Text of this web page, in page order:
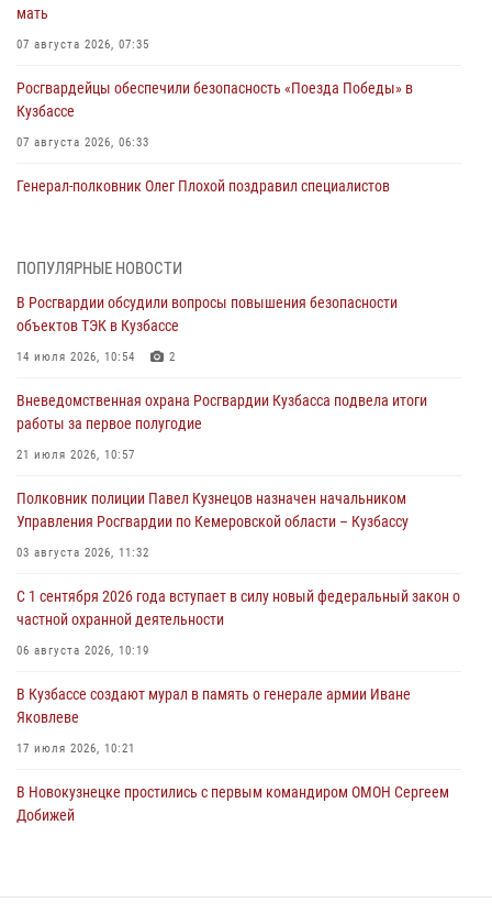
мать
07 августа 2026, 07:35
Росгвардейцы обеспечили безопасность «Поезда Победы» в
Кузбассе
07 августа 2026, 06:33
Генерал-полковник Олег Плохой поздравил специалистов
07 августа 2026, 05:32
С 1 сентября 2026 года вступает в силу новый федеральный закон о
частной охранной деятельности
06 августа 2026, 10:19
Росгвардейцы задержали предполагаемого виновника причинения
ножевого ранения кемеровчанину
06 августа 2026, 09:18
Росгвардейцы задержали мужчину, повредившего имущество
горожанки
06 августа 2026, 08:17
Росгвардейцы пресекли противоправные действия и защитили
новокузнечанку от агрессивного знакомого
06 августа 2026, 07:16
ПОПУЛЯРНЫЕ НОВОСТИ
В Росгвардии обсудили вопросы повышения безопасности
объектов ТЭК в Кузбассе
14 июля 2026, 10:54 2
Вневедомственная охрана Росгвардии Кузбасса подвела итоги
работы за первое полугодие
21 июля 2026, 10:57
Полковник полиции Павел Кузнецов назначен начальником
Управления Росгвардии по Кемеровской области – Кузбассу
03 августа 2026, 11:32
С 1 сентября 2026 года вступает в силу новый федеральный закон о
частной охранной деятельности
06 августа 2026, 10:19
В Кузбассе создают мурал в память о генерале армии Иване
Яковлеве
17 июля 2026, 10:21
В Новокузнецке простились с первым командиром ОМОН Сергеем
Добижей